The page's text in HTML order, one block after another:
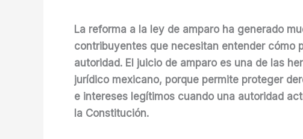
La reforma a la ley de amparo ha generado
contribuyentes que necesitan entender cómo
autoridad. El juicio de amparo es una de las
jurídico mexicano, porque permite proteger
e intereses legítimos cuando una autoridad
la Constitución.